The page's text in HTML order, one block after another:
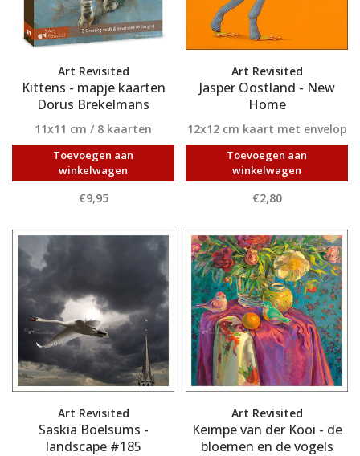
Art Revisited
Kittens - mapje kaarten
Dorus Brekelmans
11x11 cm / 8 kaarten
Toevoegen aan
winkelwagen
€9,95
Art Revisited
Jasper Oostland - New
Home
12x12 cm kaart met envelop
Toevoegen aan
winkelwagen
€2,80
Art Revisited
Saskia Boelsums -
landscape #185
Art Revisited
Keimpe van der Kooi - de
bloemen en de vogels